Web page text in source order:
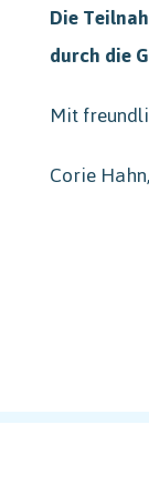
Die
durch die
Mit
Corie